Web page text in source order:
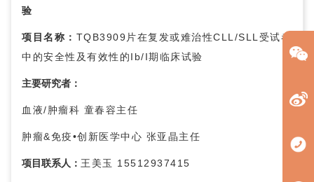
验
项目名称： TQB3909片在复发或难治性CLL/SLL受试者
中的安全性及有效性的Ib/I期临床试验
主要研究者：
血液/肿瘤科 童春容主任
肿瘤&免疫•创新医学中心 张亚晶主任
项目联系人： 王美玉 15512937415